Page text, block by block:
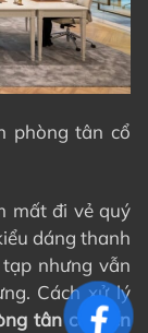
phòng tân cổ
mất đi vẻ quý
dáng thanh
nhưng vẫn
Cách xử lý
tân cổ điển